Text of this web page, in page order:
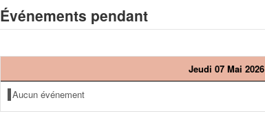
Événements pendant
Jeudi 07 Mai 2026
Aucun événement